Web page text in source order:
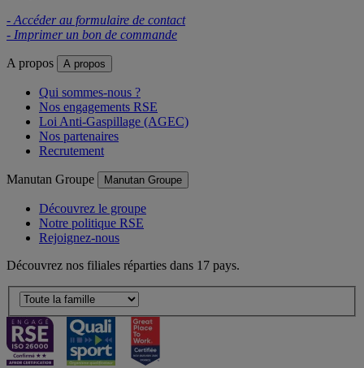
- Accéder au formulaire de contact
- Imprimer un bon de commande
A propos A propos
Qui sommes-nous ?
Nos engagements RSE
Loi Anti-Gaspillage (AGEC)
Nos partenaires
Recrutement
Manutan Groupe Manutan Groupe
Découvrez le groupe
Notre politique RSE
Rejoignez-nous
Découvrez nos filiales réparties dans 17 pays.